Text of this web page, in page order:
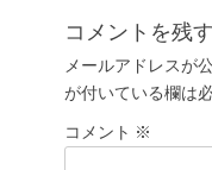
ー
シ
ョ
ン
投
コメントを残す
メールアドレスが
が付いている欄は
コメント ※